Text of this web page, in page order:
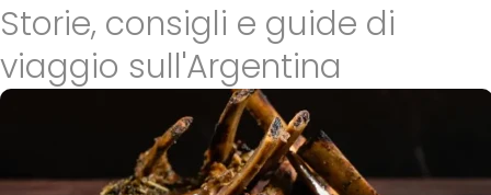
Storie, consigli e guide di
viaggio sull'Argentina